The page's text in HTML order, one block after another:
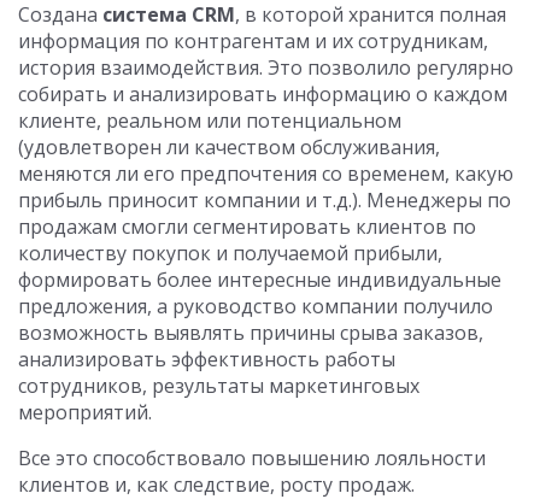
Создана система CRM, в которой хранится полная
информация по контрагентам и их сотрудникам,
история взаимодействия. Это позволило регулярно
собирать и анализировать информацию о каждом
клиенте, реальном или потенциальном
(удовлетворен ли качеством обслуживания,
меняются ли его предпочтения со временем, какую
прибыль приносит компании и т.д.). Менеджеры по
продажам смогли сегментировать клиентов по
количеству покупок и получаемой прибыли,
формировать более интересные индивидуальные
предложения, а руководство компании получило
возможность выявлять причины срыва заказов,
анализировать эффективность работы
сотрудников, результаты маркетинговых
мероприятий.
Все это способствовало повышению лояльности
клиентов и, как следствие, росту продаж.